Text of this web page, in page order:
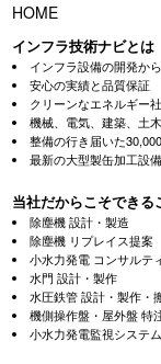
HOME
インフラ技術ナビとは
インフラ設備の開発か
安心の実績と品質保証
クリーンなエネルギー
機械、電気、建築、土
整備の行き届いた
最新の大型製缶加工設備
当社だからこそできる
除塵機 設計・製造
除塵機 リプレイス提案
小水力発電 コンサルテ
水門 設計・製作
水圧鉄管 設計・製作・
機側操作盤・屋外盤 特
小水力発電監視システム